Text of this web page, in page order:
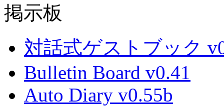
掲示板
対話式ゲストブック
Bulletin Board v0.41
Auto Diary v0.55b